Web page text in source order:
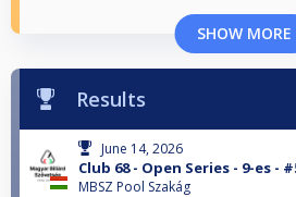
SHOW MORE
Results
June 14, 2026
Club 68 - Open Series - 9-es -
MBSZ Pool Szakág